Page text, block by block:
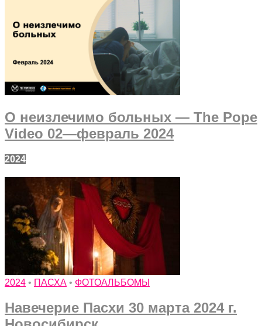
О неизлечимо больных — The Pope
Video 02—февраль 2024
2024
2024 • ПАСХА • ФОТОАЛЬБОМЫ
Навечерие Пасхи 30 марта 2024 г.